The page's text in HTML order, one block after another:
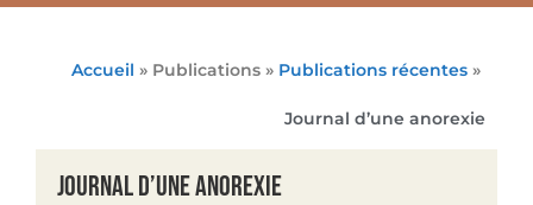
Accueil » Publications » Publications récentes »
Journal d’une anorexie
Journal d’une anorexie